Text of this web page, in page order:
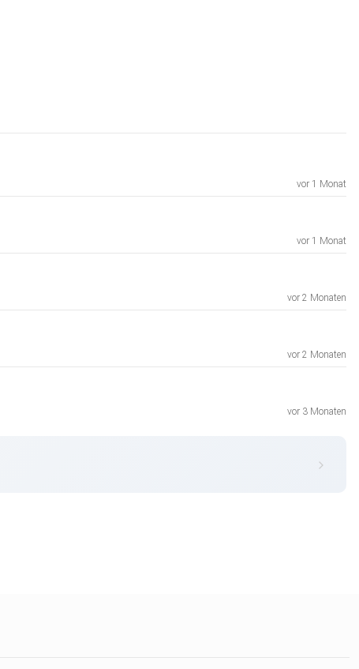
vor 1 Monat
vor 1 Monat
vor 2 Monaten
vor 2 Monaten
vor 3 Monaten